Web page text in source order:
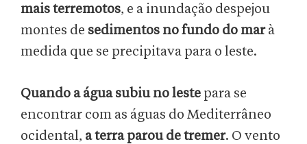
mais terremotos, e a inundação despejou
montes de sedimentos no fundo do marà
medida que se precipitava para o leste.
Quando a água subiu no leste para se
encontrar com as águas do Mediterrâneo
ocidental, a terra parou de tremer. O vento